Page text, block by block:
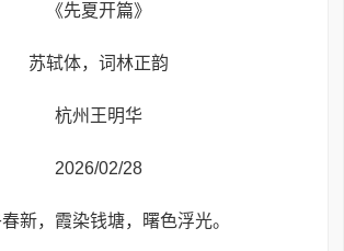
《先夏开篇》
苏轼体，词林正韵
杭州王明华
2026/02/28
新，霞染钱塘，曙色浮光。